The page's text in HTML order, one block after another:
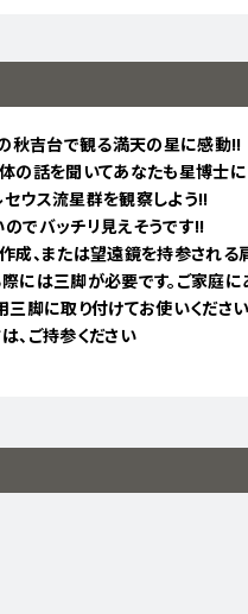
秋吉台で観る満天の星に感動!!
の話を聞いてあなたも星博士に
ウス流星群を観察しよう!!
でバッチリ見えそうです!!
成、または望遠鏡を持参される
には三脚が必要です。ご家庭に
三脚に取り付けてお使いください
、ご持参ください